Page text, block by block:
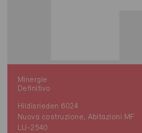
Minergie
Definitivo
Hildisrieden 6024
Nuova costruzione, Abitazioni MF
LU-2540